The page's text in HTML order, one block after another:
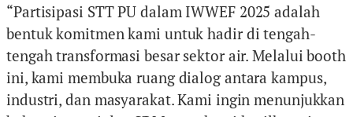
“Partisipasi STT PU dalam IWWEF 2025 adalah
bentuk komitmen kami untuk hadir di tengah-
tengah transformasi besar sektor air. Melalui booth
ini, kami membuka ruang dialog antara kampus,
industri, dan masyarakat. Kami ingin menunjukkan